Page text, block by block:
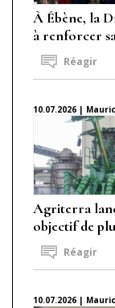
À Ébène, la
à renforcer
Réagir
10.07.2026 |
Agriterra
objectif de
Réagir
10.07.2026 |